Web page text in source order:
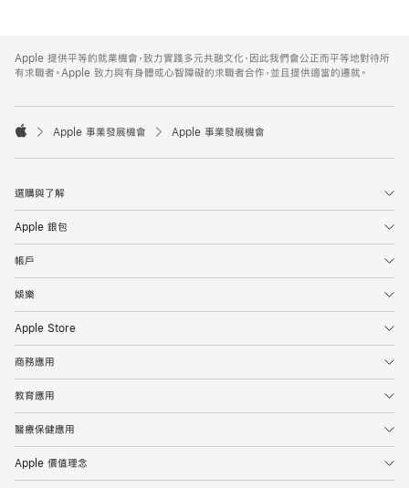
Footer
Apple 提供平等的就業機會，致力實踐多元共融文化，因此我們會公正而平等地對待所
有求職者。Apple 致力與有身體或心智障礙的求職者合作，並且提供適當的遷就。

Apple 事業發展機會 Apple 事業發展機會
選購與了解
Apple 銀包
帳戶
娛樂
Apple Store
商務應用
教育應用
醫療保健應用
Apple 價值理念